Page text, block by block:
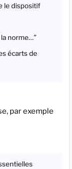
le dispositif
la norme…”
écarts de
par exemple